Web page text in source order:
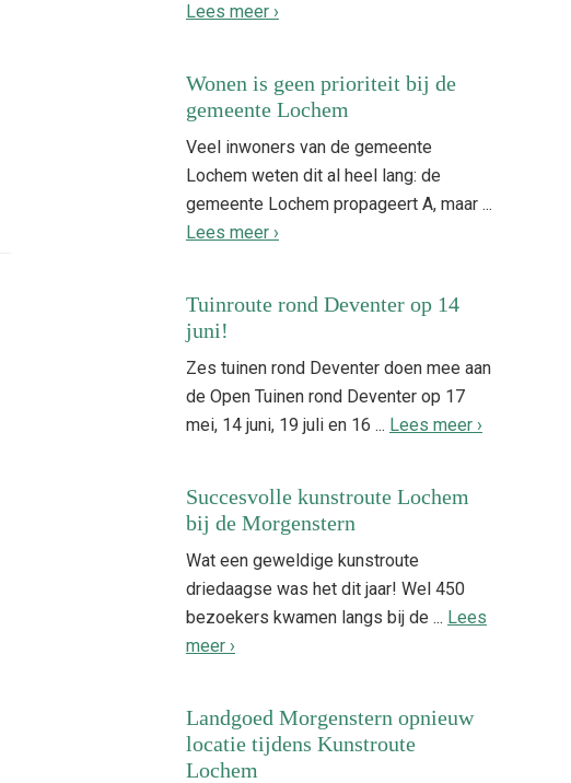
Lees meer ›
Wonen is geen prioriteit bij de
gemeente Lochem
Veel inwoners van de gemeente
Lochem weten dit al heel lang: de
gemeente Lochem propageert A, maar ...
Lees meer ›
Tuinroute rond Deventer op 14
juni!
Zes tuinen rond Deventer doen mee aan
de Open Tuinen rond Deventer op 17
mei, 14 juni, 19 juli en 16 ... Lees meer ›
Succesvolle kunstroute Lochem
bij de Morgenstern
Wat een geweldige kunstroute
driedaagse was het dit jaar! Wel 450
bezoekers kwamen langs bij de ... Lees
meer ›
Landgoed Morgenstern opnieuw
locatie tijdens Kunstroute
Lochem